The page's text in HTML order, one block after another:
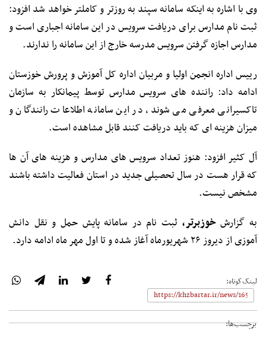
وی با اشاره به اینکه سامانه سپند به روزتر و کاملتر خواهد شد افزود:
ثبت نام مدارس برای دریافت سرویس در این سامانه اجباری است و
مدارس اجازه گرفتن سرویس مدرسه خارج از این سامانه را ندارند.
رییس اداره انجمن اولیا و مربیان اداره کل آموزش و پرورش خوزستان
ادامه داد: راننده های سرویس مدارس توسط پیمانکار به سازمان
تاکسیرانی معرفی می شوند، در این سامانه اطلاعات رانندگان و
میزان هزینه ای که باید دریافت کنند قابل مشاهده است.
آل کثیر افزود: هنوز تعداد سرویس های مدارس و هزینه های آن ها
که قرار هست در سال تحصیلی جدید در استان فعالیت داشته باشند
مشخص نیست.
به گزارشخوزبرتر، ثبت نام در سامانه پایش حمل و نقل دانش
آموزی از دیروز ۲۶ شهریورماه آغاز شده و تا اول مهر ماه ادامه دارد.
لینک‌کوتاه:
برچسب‌ها: